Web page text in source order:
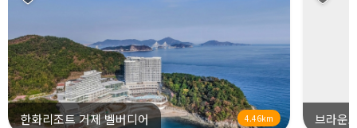
한화리조트 거제 벨버디어 4.46km 브라운